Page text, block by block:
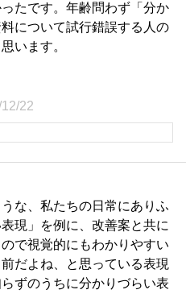
たです。年齢問わず「分か
について試行錯誤する人の
います。
22
な、私たちの日常にありふ
現」を例に、改善案と共に
で視覚的にもわかりやすい
だよね、と思っている表現
ずのうちに分かりづらい表